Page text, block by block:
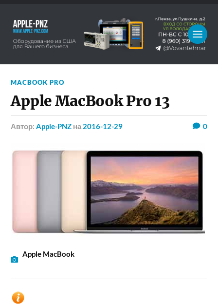
MACBOOK PRO
Apple MacBook Pro 13
Автор:Apple-PNZ на 2016-12-29 0
Apple MacBook